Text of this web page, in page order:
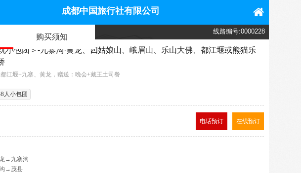
成都中国旅行社有限公司
线路编号:0000228
小包团＞-九寨沟·黄龙、四姑娘山、峨眉山、乐山大佛、都江堰或熊猫乐
江堰+九寨、黄龙，赠送：晚会+藏王土司餐
人小包团
在线预订
电话预订
→九寨沟
→茂县
购买须知